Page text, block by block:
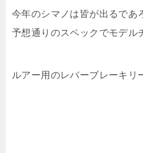
今年のシマノは皆が出るであ
予想通りのスペックでモデル
ルアー用のレバーブレーキリ